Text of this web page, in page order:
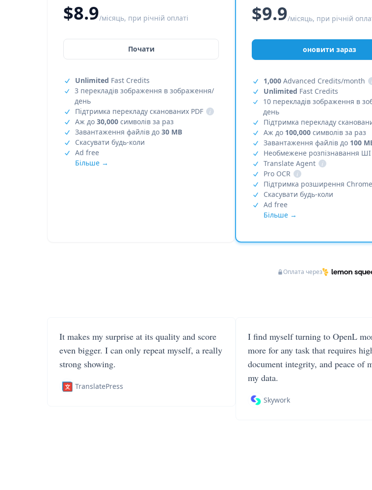
$8.9/місяць, при річній оплаті
Почати
Unlimited Fast Credits
3 перекладів зображення в зображення/
день
Підтримка перекладу сканованих PDF
i
Аж до 30,000 символів за раз
Завантаження файлів до 30 MB
Скасувати будь-коли
Ad free
Більше →
$9.9/місяць, при річній
оновити зараз
1,000 Advanced Credits/month
Unlimited Fast Credits
10 перекладів зображення в
день
Підтримка перекладу
Аж до 100,000 символів за раз
Завантаження файлів до 100
Необмежене розпізнавання ШІ
Translate Agent
i
Pro OCR
i
Підтримка розширення Chrome
Скасувати будь-коли
Ad free
Більше →
Оплата через
It makes my surprise at its quality and score
even bigger. I can only repeat myself, a really
strong showing.
TranslatePress
I find myself turning to OpenL
more for any task that requires
document integrity, and peace of
my data.
Skywork